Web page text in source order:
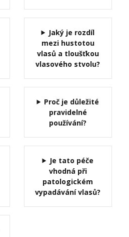
Jaký je rozdíl
mezi hustotou
vlasů a tloušťkou
vlasového stvolu?
Proč je důležité
pravidelné
používání?
Je tato péče
vhodná při
patologickém
vypadávání vlasů?